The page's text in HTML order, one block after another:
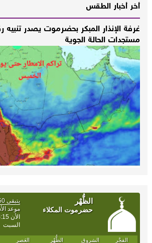
أخر أخبار الطقس
مستجدات الحالة الجوية